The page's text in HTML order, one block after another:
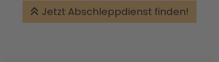
Jetzt Abschleppdienst finden!